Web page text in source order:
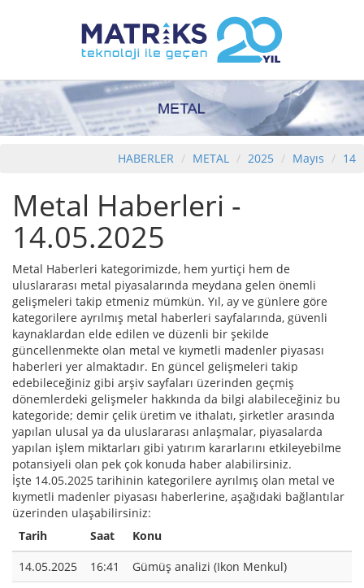
HABERLER METAL 2025 Mayıs 14
Metal Haberleri -
14.05.2025
Metal Haberleri kategorimizde, hem yurtiçi hem de
uluslararası metal piyasalarında meydana gelen önemli
gelişmeleri takip etmeniz mümkün. Yıl, ay ve günlere göre
kategorilere ayrılmış metal haberleri sayfalarında, güvenli
kaynaklardan elde edilen ve düzenli bir şekilde
güncellenmekte olan metal ve kıymetli madenler piyasası
haberleri yer almaktadır. En güncel gelişmeleri takip
edebileceğiniz gibi arşiv sayfaları üzerinden geçmiş
dönemlerdeki gelişmeler hakkında da bilgi alabileceğiniz bu
kategoride; demir çelik üretim ve ithalatı, şirketler arasında
yapılan ulusal ya da uluslararası anlaşmalar, piyasalarda
yapılan işlem miktarları gibi yatırım kararlarını etkileyebilme
potansiyeli olan pek çok konuda haber alabilirsiniz.
İşte 14.05.2025 tarihinin kategorilere ayrılmış olan metal ve
kıymetli madenler piyasası haberlerine, aşağıdaki bağlantılar
üzerinden ulaşabilirsiniz:
Tarih
Saat
Konu
14.05.2025
16:41
Gümüş analizi (Ikon Menkul)